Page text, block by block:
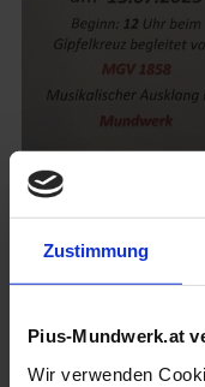
Zustimmung
Pius-Mundwerk.at
Wir verwenden